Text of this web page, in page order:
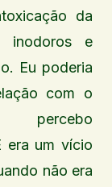
da
inodoros e
Eu poderia
com o
percebo
era um vício
não era